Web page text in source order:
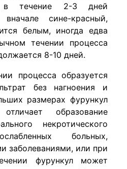
в течение 2-3 дней
сине-красный,
белым, иногда едва
течении процесса
8-10 дней.
процесса образуется
без нагноения и
размерах фурункул
образование
некротического
больных,
заболеваниями, или при
фурункул может